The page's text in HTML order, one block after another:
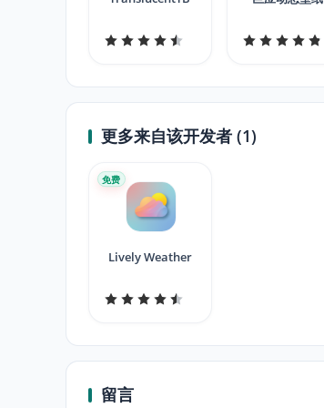
更多来自该开发者 (1)
Lively Weather
免费
留言